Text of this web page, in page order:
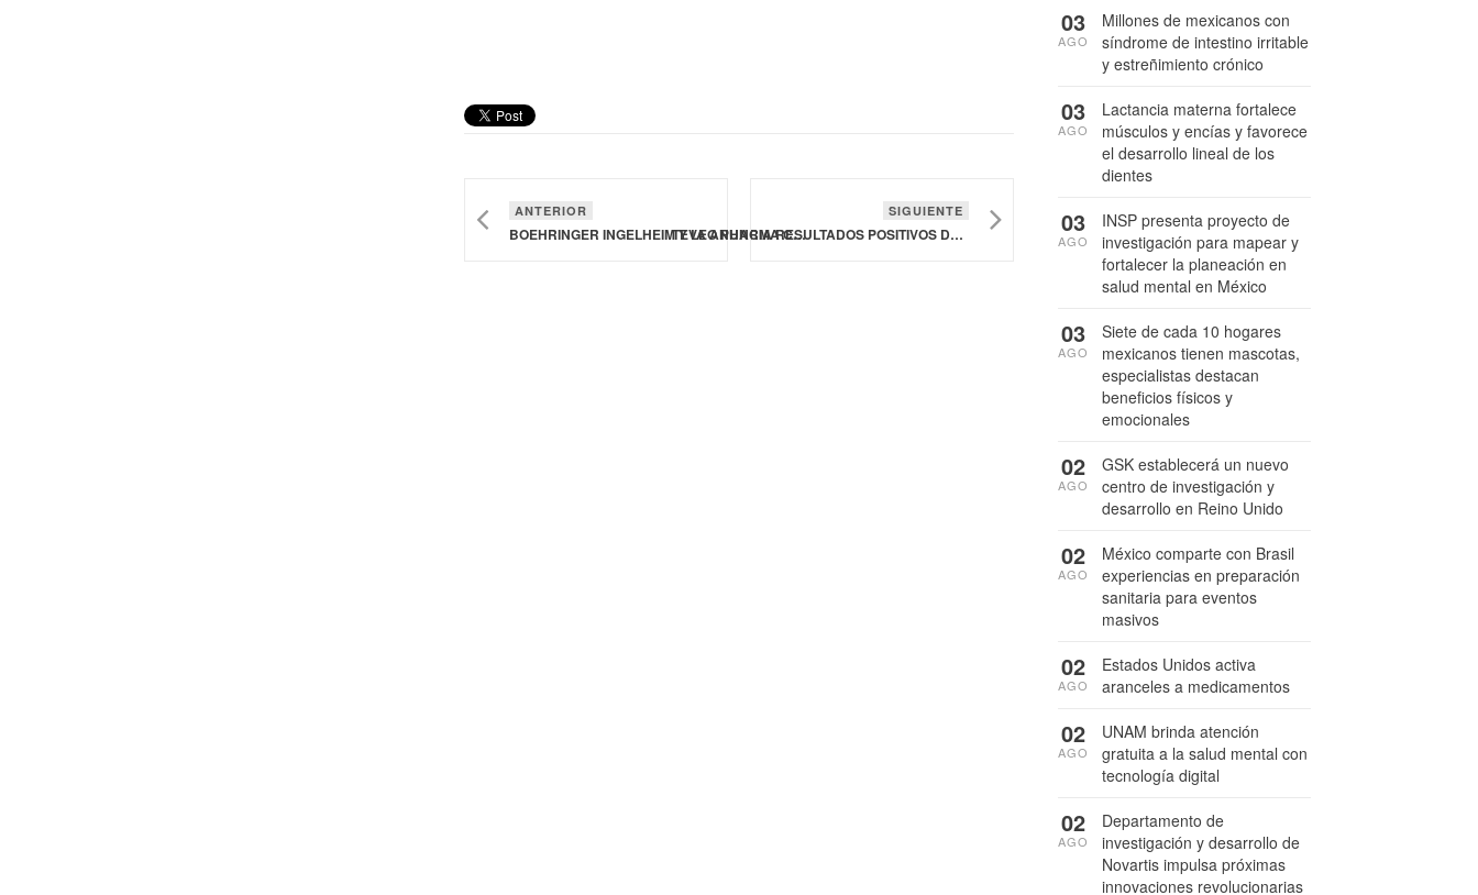
ANTERIOR
BOEHRINGER INGELHEIM Y LEO PHARMA COMERCIALIZARÁN Y DESARROLLARÁN TRATAMIENTO PARA PSORIASIS PUSTULOSA GENERALIZADA
SIGUIENTE
TEVA ANUNCIA RESULTADOS POSITIVOS DE SU TRATAMIENTO PARA PREVENIR LA MIGRAÑA CRÓNICA Y EPISÓDICA
Millones de mexicanos con
síndrome de intestino irritable
y estreñimiento crónico
03
AGO
Lactancia materna fortalece
músculos y encías y favorece
el desarrollo lineal de los
dientes
03
AGO
INSP presenta proyecto de
investigación para mapear y
fortalecer la planeación en
salud mental en México
03
AGO
Siete de cada 10 hogares
mexicanos tienen mascotas,
especialistas destacan
beneficios físicos y
emocionales
03
AGO
GSK establecerá un nuevo
centro de investigación y
desarrollo en Reino Unido
02
AGO
México comparte con Brasil
experiencias en preparación
sanitaria para eventos
masivos
02
AGO
Estados Unidos activa
aranceles a medicamentos
02
AGO
UNAM brinda atención
gratuita a la salud mental con
tecnología digital
02
AGO
Departamento de
investigación y desarrollo de
Novartis impulsa próximas
innovaciones revolucionarias
02
AGO